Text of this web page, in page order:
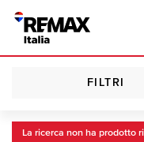
FILTRI
La ricerca non ha prodotto